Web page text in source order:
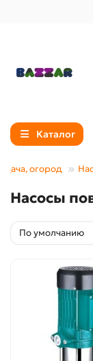
Каталог
дача, огород
Насосы